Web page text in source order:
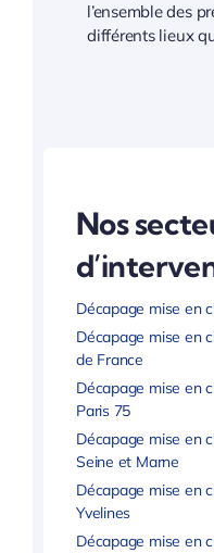
l’ensemble des
différents lieux
Nos
Décapage mise en
Décapage mise en
de France
Décapage mise en
Paris 75
Décapage mise en
Seine et Marne
Décapage mise en
Yvelines
Décapage mise en